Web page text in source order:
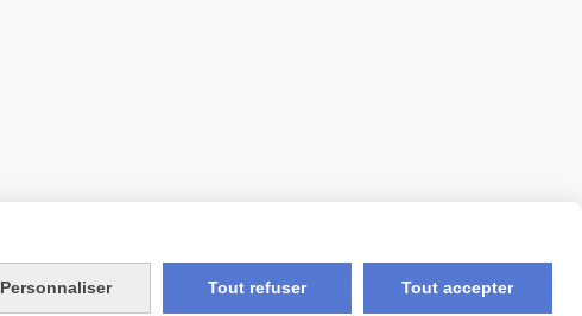
Personnaliser Tout refuser Tout accepter